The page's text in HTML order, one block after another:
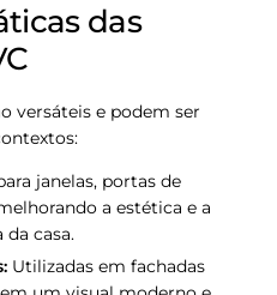
das
versáteis e podem ser
janelas, portas de
a estética e a
casa.
Utilizadas em fachadas